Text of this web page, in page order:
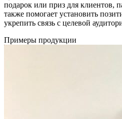
подарок или приз для клиентов,
также помогает установить
укрепить связь с целевой
Примеры продукции